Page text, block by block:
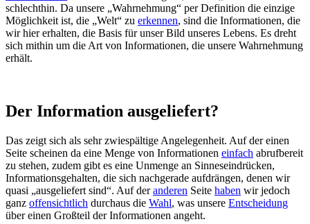
schlechthin. Da unsere „Wahrnehmung“ per Definition die einzige
Möglichkeit ist, die „Welt“ zu erkennen, sind die Informationen, die
wir hier erhalten, die Basis für unser Bild unseres Lebens. Es dreht
sich mithin um die Art von Informationen, die unsere Wahrnehmung
erhält.
Der Information ausgeliefert?
Das zeigt sich als sehr zwiespältige Angelegenheit. Auf der einen
Seite scheinen da eine Menge von Informationen einfach abrufbereit
zu stehen, zudem gibt es eine Unmenge an Sinneseindrücken,
Informationsgehalten, die sich nachgerade aufdrängen, denen wir
quasi „ausgeliefert sind“. Auf deranderen Seite haben wir jedoch
ganz offensichtlich durchaus die Wahl, was unsere Entscheidung
über einen Großteil der Informationen angeht.